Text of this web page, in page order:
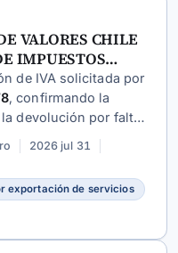
VALORES CHILE
IMPUESTOS
de IVA solicitada por
, confirmando la
devolución por falta
prestados
según la
2026 jul 31
exportación de servicios